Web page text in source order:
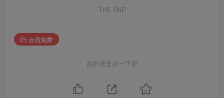
THE END
会员免费
喜欢就支持一下吧